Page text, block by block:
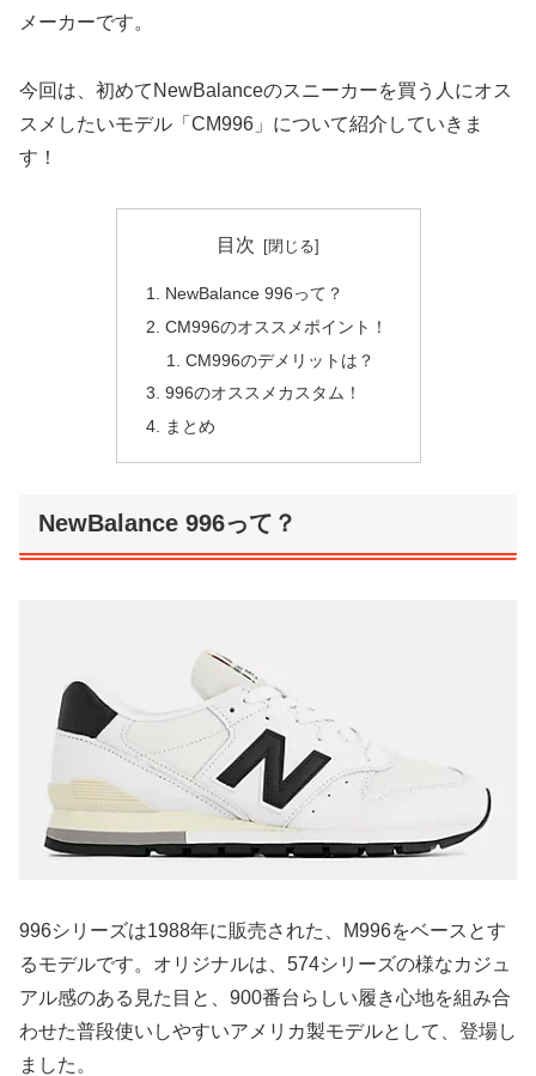
メーカーです。
今回は、初めてNewBalanceのスニーカーを買う人にオス
スメしたいモデル「CM996」について紹介していきま
す！
目次
NewBalance 996って？
CM996のオススメポイント！
CM996のデメリットは？
996のオススメカスタム！
まとめ
NewBalance 996って？
996シリーズは1988年に販売された、M996をベースとす
るモデルです。オリジナルは、574シリーズの様なカジュ
アル感のある見た目と、900番台らしい履き心地を組み合
わせた普段使いしやすいアメリカ製モデルとして、登場し
ました。